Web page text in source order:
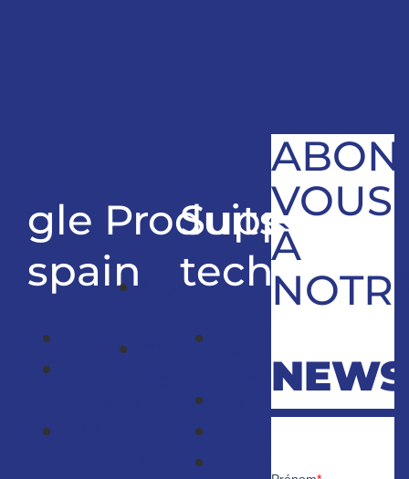
gle
spain
Produits
Monte
Ascenseurs
Support
technique
technique
Catalogues
VOUS
À